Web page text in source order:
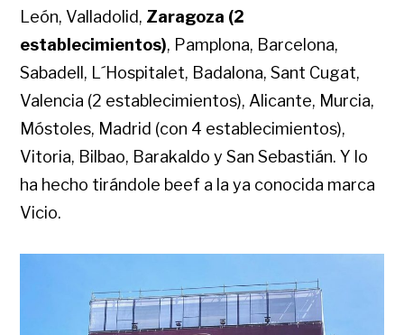
León, Valladolid, Zaragoza (2
establecimientos), Pamplona, Barcelona,
Sabadell, L´Hospitalet, Badalona, Sant Cugat,
Valencia (2 establecimientos), Alicante, Murcia,
Móstoles, Madrid (con 4 establecimientos),
Vitoria, Bilbao, Barakaldo y San Sebastián. Y lo
ha hecho tirándole beef a la ya conocida marca
Vicio.